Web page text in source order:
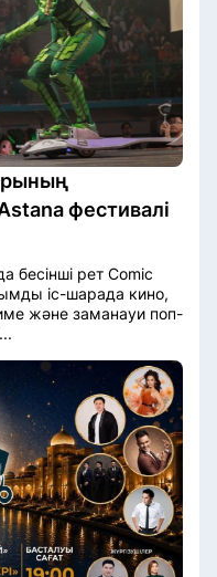
фестивалі
бесінші рет Comic
іс-шарада кино,
және заманауи поп-